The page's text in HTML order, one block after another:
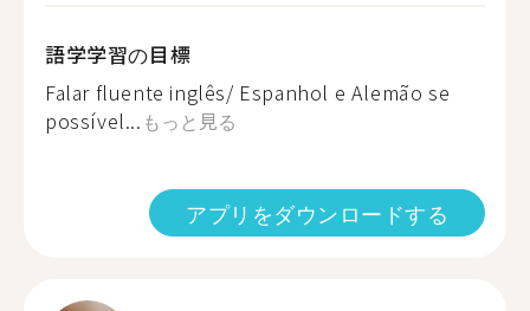
語学学習の目標
Falar fluente inglês/ Espanhol e Alemão se
possível... もっと見る
アプリをダウンロードする